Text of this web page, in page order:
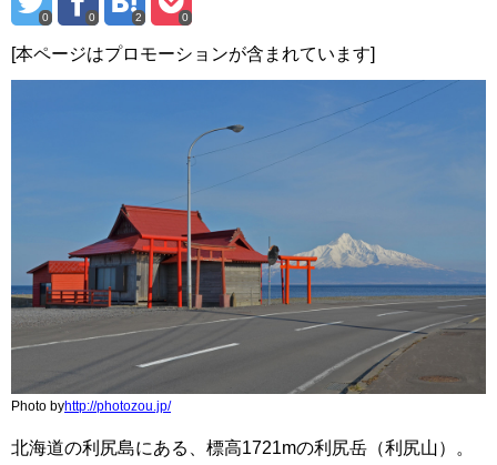
0 0 2 0
[本ページはプロモーションが含まれています]
Photo byhttp://photozou.jp/
北海道の利尻島にある、標高1721mの利尻岳（利尻山）。